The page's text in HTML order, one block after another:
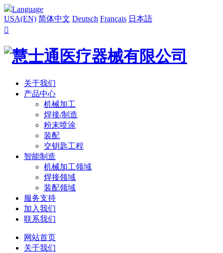
Language
USA(EN) 简体中文 Deutsch Français 日本語

关于我们
产品中心
机械加工
焊接/制造
粉末喷涂
装配
交钥匙工程
智能制造
机械加工领域
焊接领域
装配领域
服务支持
加入我们
联系我们
网站首页
关于我们